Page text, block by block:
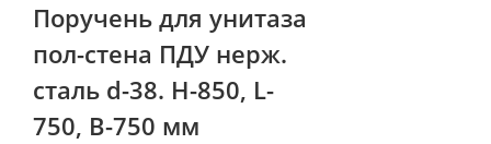
Поручень для унитаза
пол-стена ПДУ нерж.
сталь d-38. H-850, L-
750, B-750 мм